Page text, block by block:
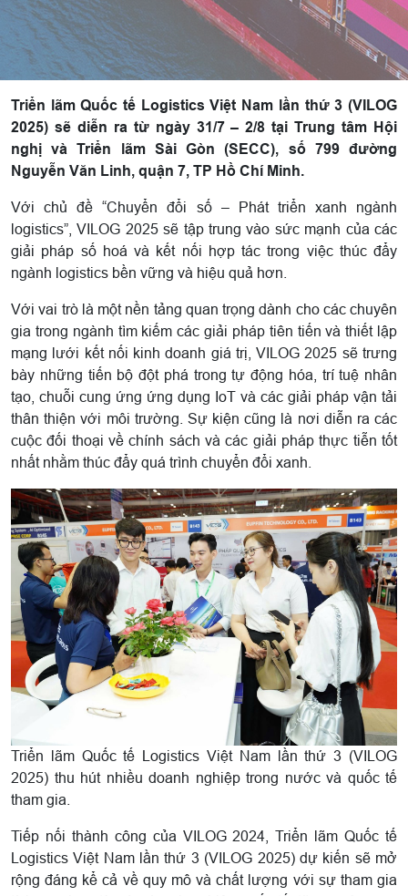
Triển lãm Quốc tế Logistics Việt Nam lần thứ 3 (VILOG
2025) sẽ diễn ra từ ngày 31/7 – 2/8 tại Trung tâm Hội
nghị và Triển lãm Sài Gòn (SECC), số 799 đường
Nguyễn Văn Linh, quận 7, TP Hồ Chí Minh.
Với chủ đề “Chuyển đổi số – Phát triển xanh ngành
logistics”, VILOG 2025 sẽ tập trung vào sức mạnh của các
giải pháp số hoá và kết nối hợp tác trong việc thúc đẩy
ngành logistics bền vững và hiệu quả hơn.
Với vai trò là một nền tảng quan trọng dành cho các chuyên
gia trong ngành tìm kiếm các giải pháp tiên tiến và thiết lập
mạng lưới kết nối kinh doanh giá trị, VILOG 2025 sẽ trưng
bày những tiến bộ đột phá trong tự động hóa, trí tuệ nhân
tạo, chuỗi cung ứng ứng dụng IoT và các giải pháp vận tải
thân thiện với môi trường. Sự kiện cũng là nơi diễn ra các
cuộc đối thoại về chính sách và các giải pháp thực tiễn tốt
nhất nhằm thúc đẩy quá trình chuyển đổi xanh.
Triển lãm Quốc tế Logistics Việt Nam lần thứ 3 (VILOG
2025) thu hút nhiều doanh nghiệp trong nước và quốc tế
tham gia.
Tiếp nối thành công của VILOG 2024, Triển lãm Quốc tế
Logistics Việt Nam lần thứ 3 (VILOG 2025) dự kiến sẽ mở
rộng đáng kể cả về quy mô và chất lượng với sự tham gia